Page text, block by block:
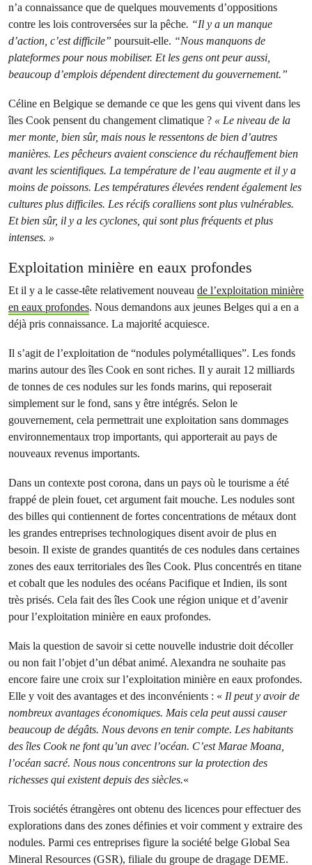
n’a connaissance que de quelques mouvements d’oppositions
contre les lois controversées sur la pêche. “Il y a un manque
d’action, c’est difficile” poursuit-elle. “Nous manquons de
plateformes pour nous mobiliser. Et les gens ont peur aussi,
beaucoup d’emplois dépendent directement du gouvernement.”
Céline en Belgique se demande ce que les gens qui vivent dans les
îles Cook pensent du changement climatique ? « Le niveau de la
mer monte, bien sûr, mais nous le ressentons de bien d’autres
manières. Les pêcheurs avaient conscience du réchauffement bien
avant les scientifiques. La température de l’eau augmente et il y a
moins de poissons. Les températures élevées rendent également les
cultures plus difficiles. Les récifs coralliens sont plus vulnérables.
Et bien sûr, il y a les cyclones, qui sont plus fréquents et plus
intenses. »
Exploitation minière en eaux profondes
Et il y a le casse-tête relativement nouveau de l’exploitation minière
en eaux profondes. Nous demandons aux jeunes Belges qui a en a
déjà pris connaissance. La majorité acquiesce.
Il s’agit de l’exploitation de “nodules polymétalliques”. Les fonds
marins autour des îles Cook en sont riches. Il y aurait 12 milliards
de tonnes de ces nodules sur les fonds marins, qui reposerait
simplement sur le fond, sans y être intégrés. Selon le
gouvernement, cela permettrait une exploitation sans dommages
environnementaux trop importants, qui apporterait au pays de
nouveaux revenus importants.
Dans un contexte post corona, dans un pays où le tourisme a été
frappé de plein fouet, cet argument fait mouche. Les nodules sont
des billes qui contiennent de fortes concentrations de métaux dont
les grandes entreprises technologiques disent avoir de plus en
besoin. Il existe de grandes quantités de ces nodules dans certaines
zones des eaux territoriales des îles Cook. Plus concentrés en titane
et cobalt que les nodules des océans Pacifique et Indien, ils sont
très prisés. Cela fait des îles Cook une région unique et d’avenir
pour l’exploitation minière en eaux profondes.
Mais la question de savoir si cette nouvelle industrie doit décoller
ou non fait l’objet d’un débat animé. Alexandra ne souhaite pas
encore faire une croix sur l’exploitation minière en eaux profondes.
Elle y voit des avantages et des inconvénients : « Il peut y avoir de
nombreux avantages économiques. Mais cela peut aussi causer
beaucoup de dégâts. Nous devons en tenir compte. Les habitants
des îles Cook ne font qu’un avec l’océan. C’est Marae Moana,
l’océan sacré. Nous nous concentrons sur la protection des
richesses qui existent depuis des siècles.«
Trois sociétés étrangères ont obtenu des licences pour effectuer des
explorations dans des zones définies et voir comment y extraire des
nodules. Parmi ces entreprises figure la société belge Global Sea
Mineral Resources (GSR), filiale du groupe de dragage DEME.